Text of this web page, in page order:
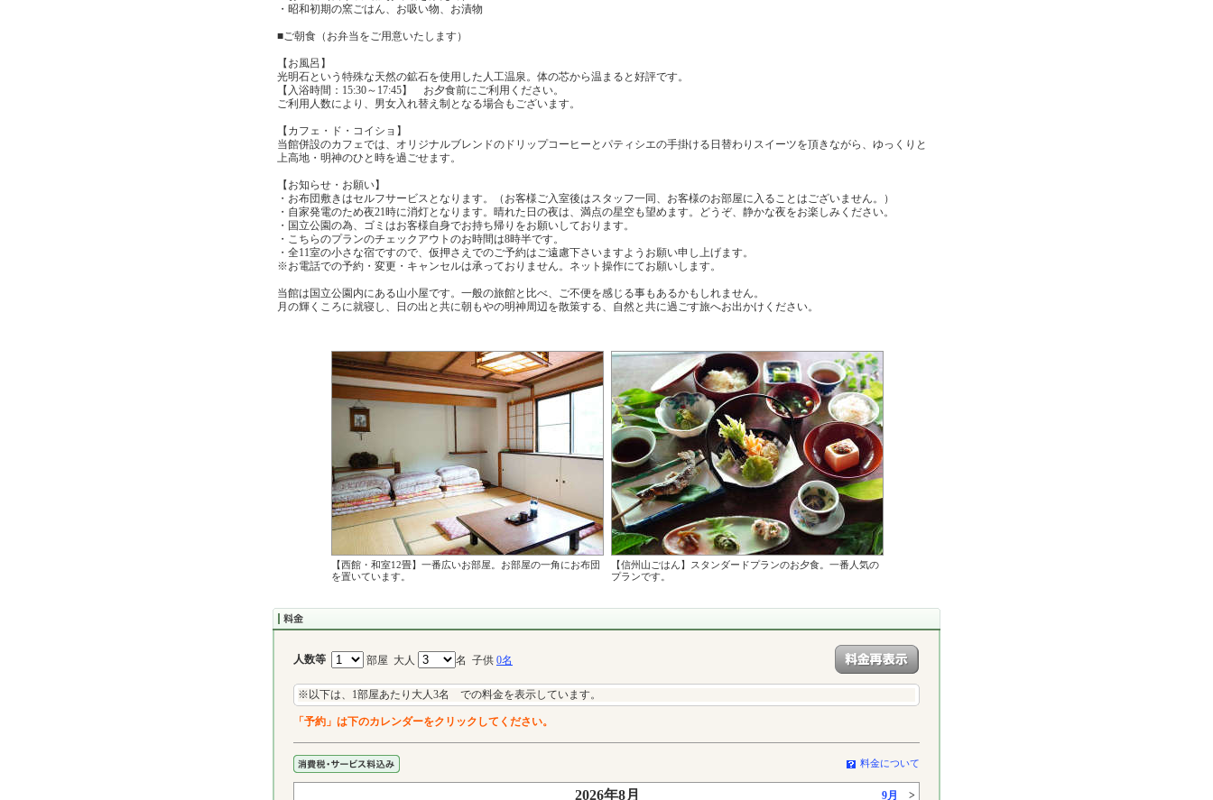
・昭和初期の窯ごはん、お吸い物、お漬物
■ご朝食（お弁当をご用意いたします）
【お風呂】
光明石という特殊な天然の鉱石を使用した人工温泉。体の芯から温まると好評です。
【入浴時間：15:30～17:45】 お夕食前にご利用ください。
ご利用人数により、男女入れ替え制となる場合もございます。
【カフェ・ド・コイショ】
当館併設のカフェでは、オリジナルブレンドのドリップコーヒーとパティシエの手掛ける日替わりスイーツを頂きながら、ゆっくりと
上高地・明神のひと時を過ごせます。
【お知らせ・お願い】
・お布団敷きはセルフサービスとなります。（お客様ご入室後はスタッフ一同、お客様のお部屋に入ることはございません。）
・自家発電のため夜21時に消灯となります。晴れた日の夜は、満点の星空も望めます。どうぞ、静かな夜をお楽しみください。
・国立公園の為、ゴミはお客様自身でお持ち帰りをお願いしております。
・こちらのプランのチェックアウトのお時間は8時半です。
・全11室の小さな宿ですので、仮押さえでのご予約はご遠慮下さいますようお願い申し上げます。
※お電話での予約・変更・キャンセルは承っておりません。ネット操作にてお願いします。
当館は国立公園内にある山小屋です。一般の旅館と比べ、ご不便を感じる事もあるかもしれません。
月の輝くころに就寝し、日の出と共に朝もやの明神周辺を散策する、自然と共に過ごす旅へお出かけください。
【西館・和室12畳】一番広いお部屋。お部屋の一角にお布団
を置いています。
【信州山ごはん】スタンダードプランのお夕食。一番人気の
プランです。
人数等 部屋 大人 名 子供 0名
※以下は、1部屋あたり大人3名 での料金を表示しています。
「予約」は下のカレンダーをクリックしてください。
料金について
2026年8月 9月 >